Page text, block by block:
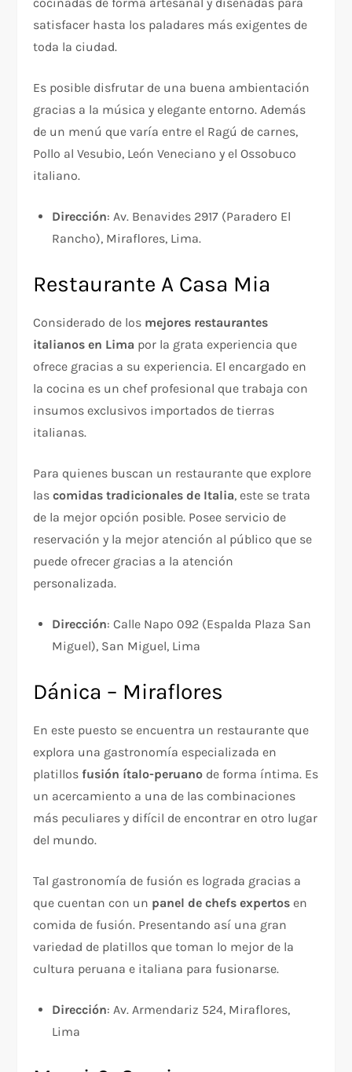
satisfacer hasta los paladares más exigentes de
toda la ciudad.
Es posible disfrutar de una buena ambientación
gracias a la música y elegante entorno. Además
de un menú que varía entre el Ragú de carnes,
Pollo al Vesubio, León Veneciano y el Ossobuco
italiano.
Dirección: Av. Benavides 2917 (Paradero El
Rancho), Miraflores, Lima.
Restaurante A Casa Mia
Considerado de los mejores restaurantes
italianos en Lima por la grata experiencia que
ofrece gracias a su experiencia. El encargado en
la cocina es un chef profesional que trabaja con
insumos exclusivos importados de tierras
italianas.
Para quienes buscan un restaurante que explore
lascomidas tradicionales de Italia, este se trata
de la mejor opción posible. Posee servicio de
reservación y la mejor atención al público que se
puede ofrecer gracias a la atención
personalizada.
Dirección: Calle Napo 092 (Espalda Plaza San
Miguel), San Miguel, Lima
Dánica – Miraflores
En este puesto se encuentra un restaurante que
explora una gastronomía especializada en
platillosfusión ítalo-peruano de forma íntima. Es
un acercamiento a una de las combinaciones
más peculiares y difícil de encontrar en otro lugar
del mundo.
Tal gastronomía de fusión es lograda gracias a
que cuentan con un panel de chefs expertos en
comida de fusión. Presentando así una gran
variedad de platillos que toman lo mejor de la
cultura peruana e italiana para fusionarse.
Dirección: Av. Armendariz 524, Miraflores,
Lima